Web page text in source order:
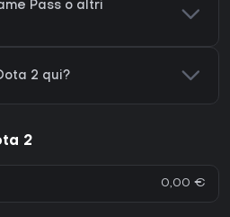
Pass o altri
2 qui?
2
0,00 €